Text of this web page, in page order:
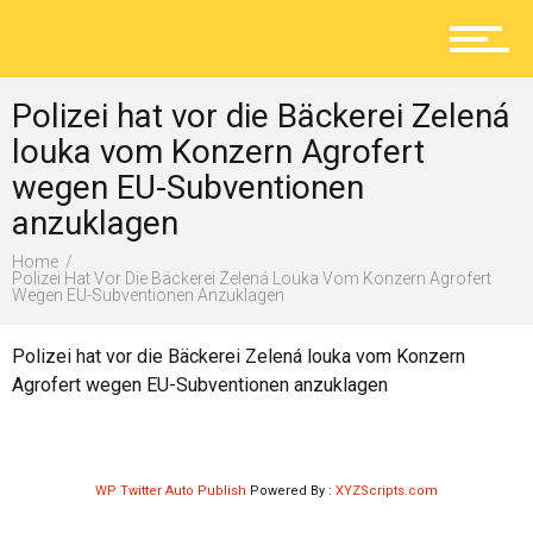
Lokal
Ratgeber
Polizei hat vor die Bäckerei Zelená
louka vom Konzern Agrofert
wegen EU-Subventionen
anzuklagen
Home
Polizei Hat Vor Die Bäckerei Zelená Louka Vom Konzern Agrofert
Wegen EU-Subventionen Anzuklagen
Polizei hat vor die Bäckerei Zelená louka vom Konzern
Agrofert wegen EU-Subventionen anzuklagen
WP Twitter Auto Publish Powered By : XYZScripts.com